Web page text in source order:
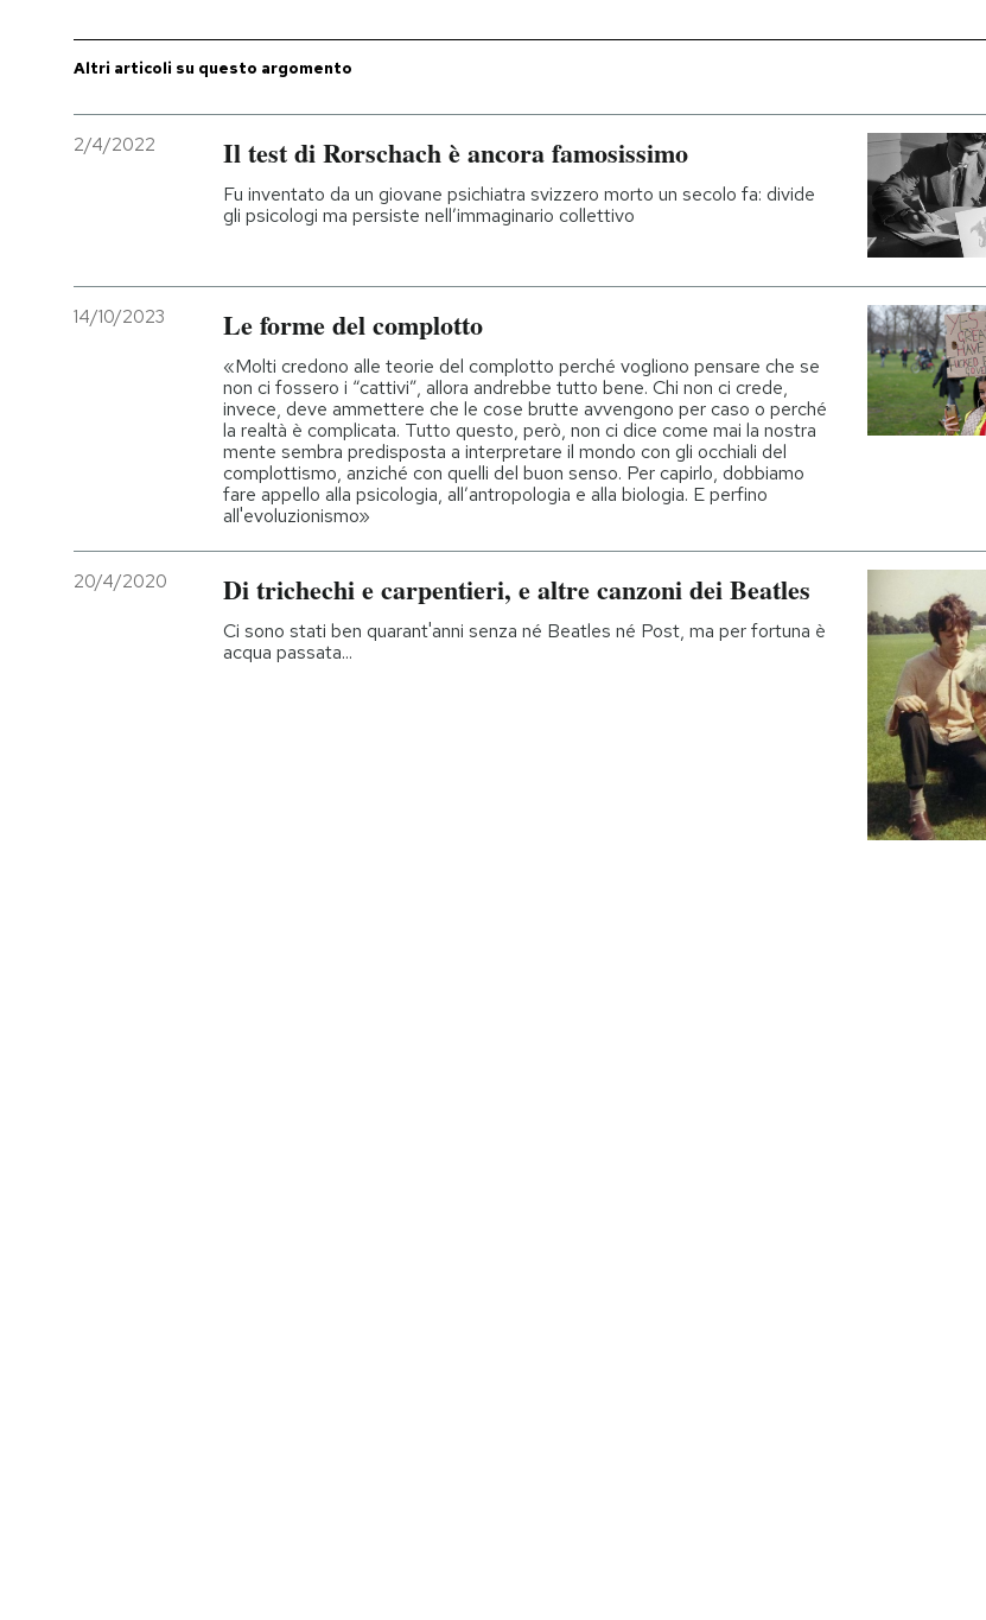
Altri articoli su questo argomento
2/4/2022 Il test di Rorschach è ancora famosissimo
Fu inventato da un giovane psichiatra svizzero morto un secolo fa: divide
gli psicologi ma persiste nell’immaginario collettivo
14/10/2023 Le forme del complotto
«Molti credono alle teorie del complotto perché vogliono pensare che se
non ci fossero i “cattivi”, allora andrebbe tutto bene. Chi non ci crede,
invece, deve ammettere che le cose brutte avvengono per caso o perché
la realtà è complicata. Tutto questo, però, non ci dice come mai la nostra
mente sembra predisposta a interpretare il mondo con gli occhiali del
complottismo, anziché con quelli del buon senso. Per capirlo, dobbiamo
fare appello alla psicologia, all’antropologia e alla biologia. E perfino
all'evoluzionismo»
20/4/2020 Di trichechi e carpentieri, e altre canzoni dei Beatles
Ci sono stati ben quarant'anni senza né Beatles né Post, ma per fortuna è
acqua passata...